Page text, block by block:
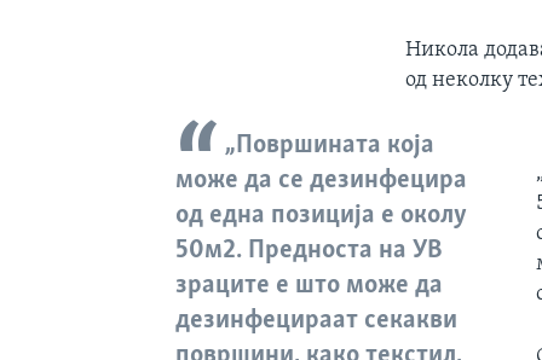
Никола
од неколку
„Површината која
може да се дезинфецира
од една позиција е околу
50м2. Предноста на УВ
зраците е што може да
дезинфецираат секакви